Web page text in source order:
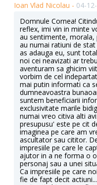
Ioan Vlad Nicolau - 04-
Domnule Cornea!
reflex, imi vin in minte
au sentimente, morala,
au numai ratiuni de
as adauga eu, sunt
noi cei neavizati ar
aventuram sa ghicim
vorbim de cel
mai putin informati ca
dumneavoastra
suntem beneficiarii
exclusivitate marile
numai vreo citiva alti
presupusu' este pe cit
imaginea pe care am
ascultator sau cititor.
impresiile pe care le
ajutor in a ne forma o
personaj sau a unei
Ca impresiile pe care
fie de fapt decit